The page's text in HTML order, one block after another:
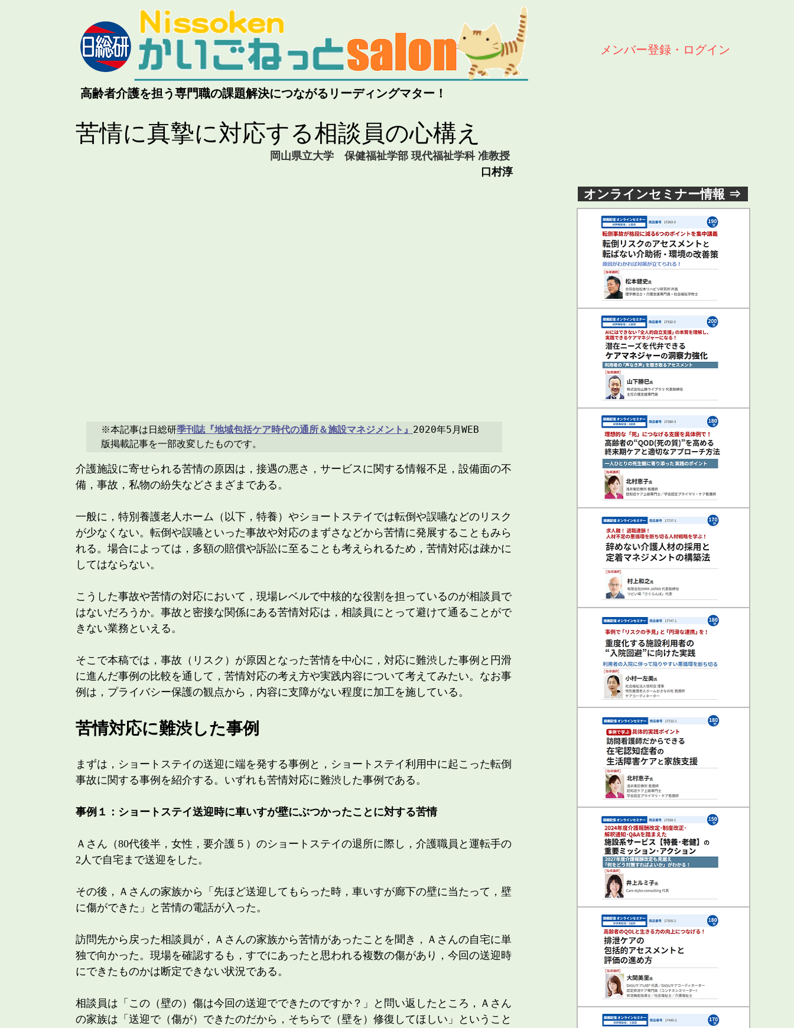
高齢者介護を担う専門職の課題解決につながるリーディングマター！
メンバー登録・ログイン
苦情に真摯に対応する相談員の心構え
岡山県立大学　保健福祉学部 現代福祉学科 准教授
口村淳
※本記事は日総研季刊誌『地域包括ケア時代の通所＆施設マネジメント』 2020年5月WEB
版掲載記事を一部改変したものです。
介護施設に寄せられる苦情の原因は，接遇の悪さ，サービスに関する情報不足，設備面の不
備，事故，私物の紛失などさまざまである。
一般に，特別養護老人ホーム（以下，特養）やショートステイでは転倒や誤嚥などのリスク
が少なくない。転倒や誤嚥といった事故や対応のまずさなどから苦情に発展することもみら
れる。場合によっては，多額の賠償や訴訟に至ることも考えられるため，苦情対応は疎かに
してはならない。
こうした事故や苦情の対応において，現場レベルで中核的な役割を担っているのが相談員で
はないだろうか。事故と密接な関係にある苦情対応は，相談員にとって避けて通ることがで
きない業務といえる。
そこで本稿では，事故（リスク）が原因となった苦情を中心に，対応に難渋した事例と円滑
に進んだ事例の比較を通して，苦情対応の考え方や実践内容について考えてみたい。なお事
例は，プライバシー保護の観点から，内容に支障がない程度に加工を施している。
苦情対応に難渋した事例
まずは，ショートステイの送迎に端を発する事例と，ショートステイ利用中に起こった転倒
事故に関する事例を紹介する。いずれも苦情対応に難渋した事例である。
事例１：ショートステイ送迎時に車いすが壁にぶつかったことに対する苦情
Ａさん（80代後半，女性，要介護５）のショートステイの退所に際し，介護職員と運転手の
2人で自宅まで送迎をした。
その後，Ａさんの家族から「先ほど送迎してもらった時，車いすが廊下の壁に当たって，壁
に傷ができた」と苦情の電話が入った。
訪問先から戻った相談員が，Ａさんの家族から苦情があったことを聞き，Ａさんの自宅に単
独で向かった。現場を確認するも，すでにあったと思われる複数の傷があり，今回の送迎時
にできたものかは断定できない状況である。
相談員は「この（壁の）傷は今回の送迎でできたのですか？」と問い返したところ，Ａさん
の家族は「送迎で（傷が）できたのだから，そちらで（壁を）修復してほしい」ということ
オンラインセミナー情報 ⇒